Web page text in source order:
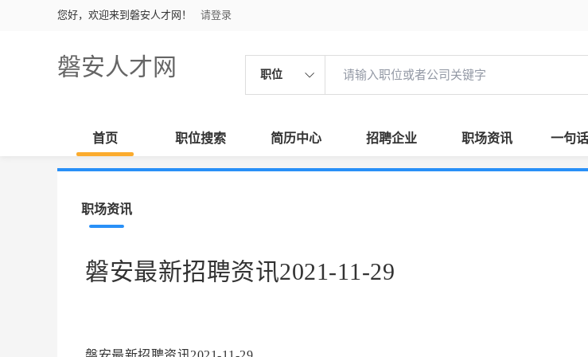
您好，欢迎来到磐安人才网！ 请登录
磐安人才网 职位
首页 职位搜索 简历中心 招聘企业 职场资讯 一句
职场资讯
磐安最新招聘资讯2021-11-29